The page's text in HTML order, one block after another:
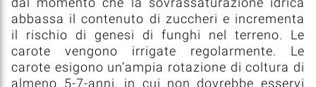
abbassa il contenuto di zuccheri e incrementa
il rischio di genesi di funghi nel terreno. Le
carote vengono irrigate regolarmente. Le
carote esigono un’ampia rotazione di coltura di
almeno 5-7-anni, in cui non dovrebbe esservi